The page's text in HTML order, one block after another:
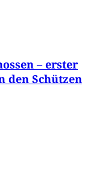
– erster
den Schützen